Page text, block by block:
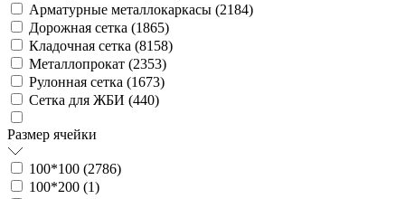
Арматурные металлокаркасы (2184)
Дорожная сетка (1865)
Кладочная сетка (8158)
Металлопрокат (2353)
Рулонная сетка (1673)
Сетка для ЖБИ (440)
Размер ячейки
100*100 (2786)
100*200 (1)